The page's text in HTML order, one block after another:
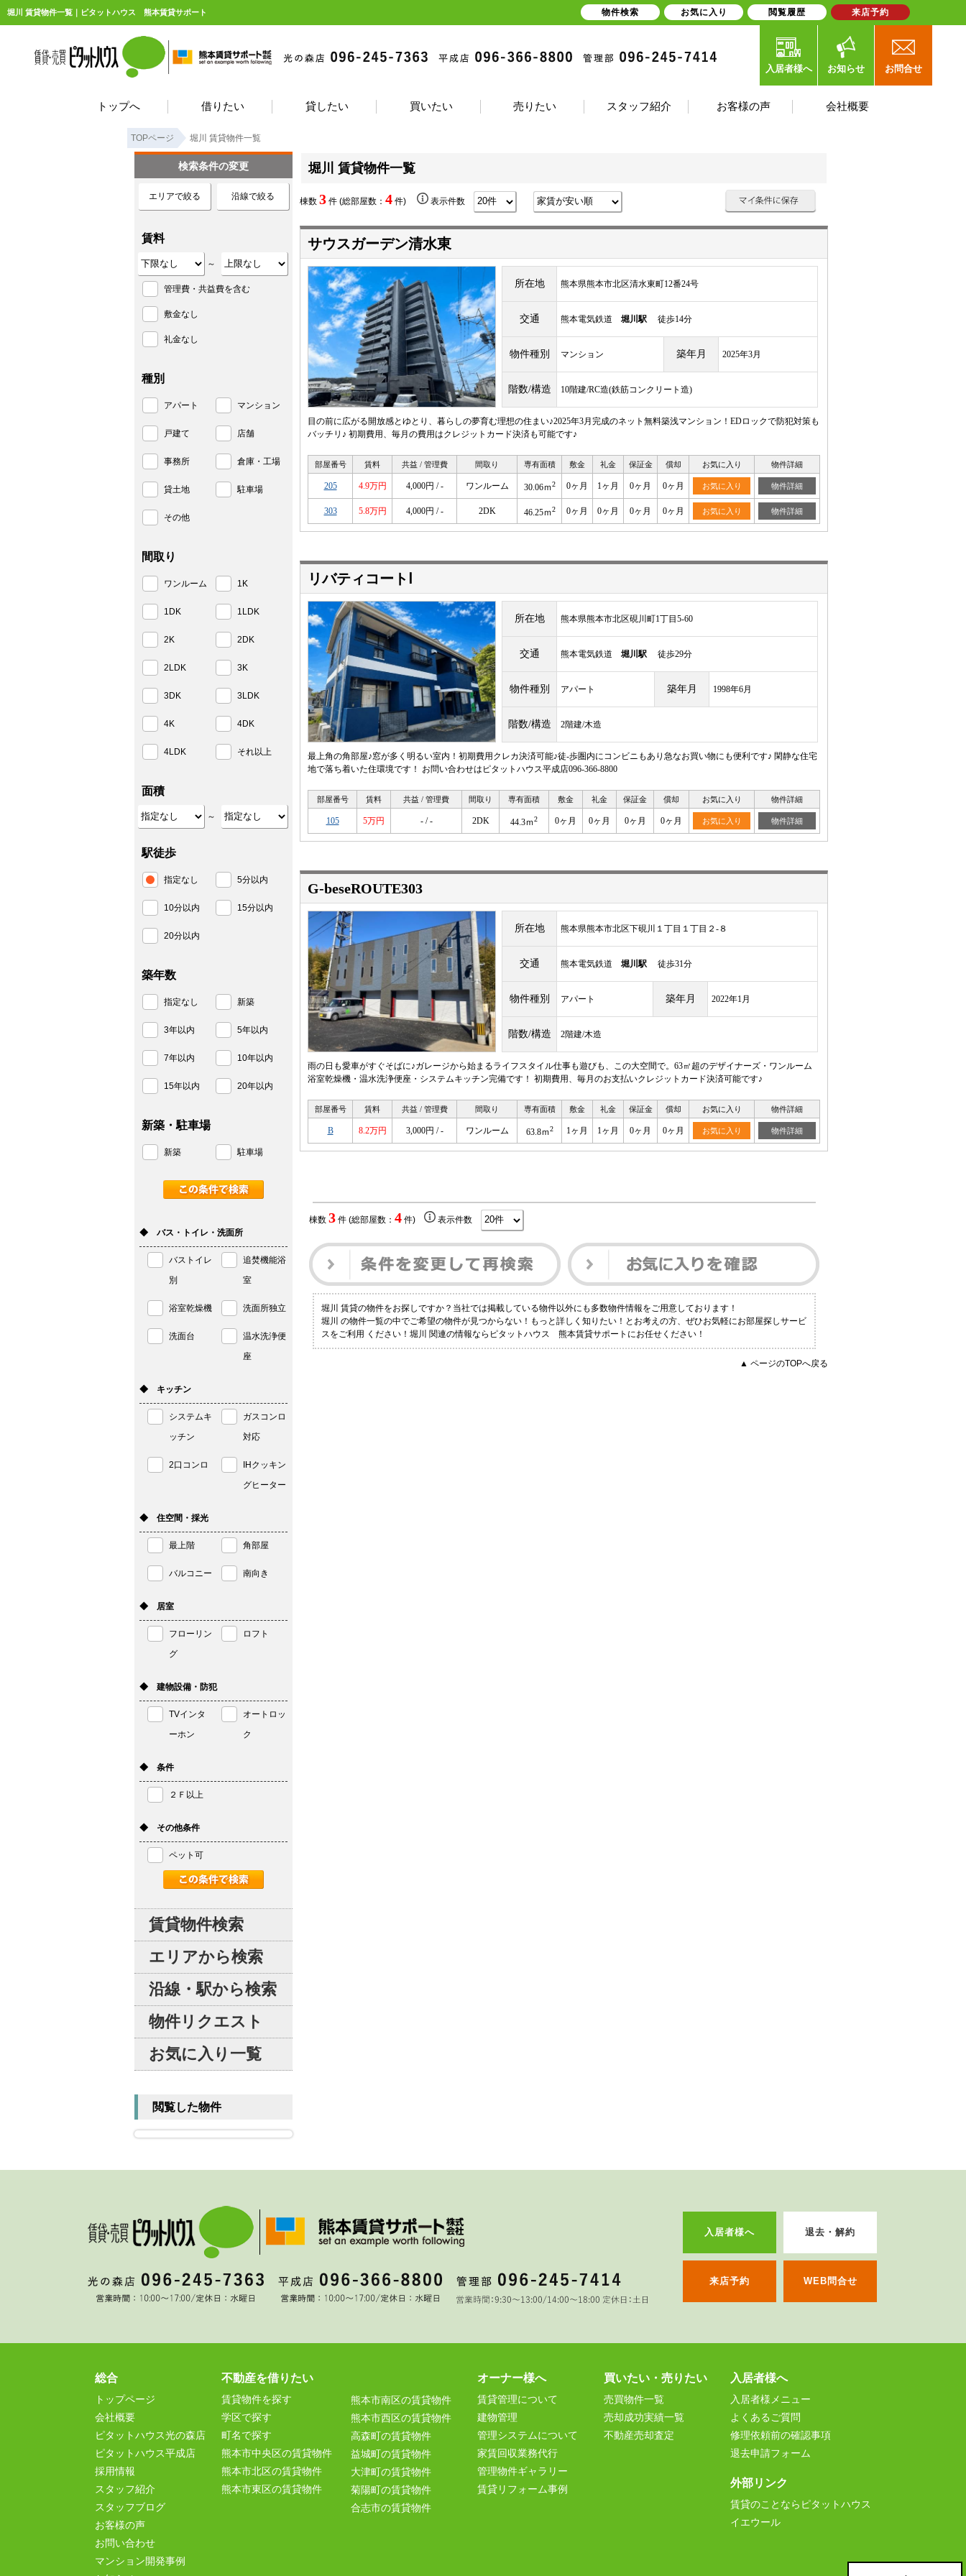
堀川 賃貸物件一覧｜ピタットハウス 熊本賃貸サポート
入居者様へ お知らせ お問合せ
トップへ 借りたい 貸したい 買いたい 売りたい スタッフ紹介 お客様の声 会社概要
TOPページ 堀川 賃貸物件一覧
堀川 賃貸物件一覧
棟数 3 件 (総部屋数： 4 件) 表示件数
サウスガーデン清水東
所在地 熊本県熊本市北区清水東町12番24号
交通 熊本電気鉄道 堀川駅 徒歩14分
物件種別 マンション 築年月 2025年3月
階数/構造 10階建/RC造(鉄筋コンクリート造)
目の前に広がる開放感とゆとり、暮らしの夢育む理想の住まい♪2025年3月完成のネット無料築浅マンション！EDロックで防犯対策も
バッチリ♪ 初期費用、毎月の費用はクレジットカード決済も可能です♪
部屋番号 賃料 共益 / 管理費 間取り 専有面積 敷金 礼金 保証金 償却 お気に入り 物件詳細
205 4.9万円 4,000円 / - ワンルーム 30.06ｍ2 0ヶ月 1ヶ月 0ヶ月 0ヶ月 お気に入り 物件詳細
303 5.8万円 4,000円 / - 2DK 46.25ｍ2 0ヶ月 0ヶ月 0ヶ月 0ヶ月 お気に入り 物件詳細
リバティコートⅠ
所在地 熊本県熊本市北区硯川町1丁目5-60
交通 熊本電気鉄道 堀川駅 徒歩29分
物件種別 アパート 築年月 1998年6月
階数/構造 2階建/木造
最上角の角部屋♪窓が多く明るい室内！初期費用クレカ決済可能♪徒-歩圏内にコンビニもあり急なお買い物にも便利です♪ 閑静な住宅
地で落ち着いた住環境です！ お問い合わせはピタットハウス平成店096-366-8800
部屋番号 賃料 共益 / 管理費 間取り 専有面積 敷金 礼金 保証金 償却 お気に入り 物件詳細
105 5万円 - / - 2DK 44.3ｍ2 0ヶ月 0ヶ月 0ヶ月 0ヶ月 お気に入り 物件詳細
G-beseROUTE303
所在地 熊本県熊本市北区下硯川１丁目１丁目２-８
交通 熊本電気鉄道 堀川駅 徒歩31分
物件種別 アパート 築年月 2022年1月
階数/構造 2階建/木造
雨の日も愛車がすぐそばに♪ガレージから始まるライフスタイル仕事も遊びも、この大空間で。63㎡超のデザイナーズ・ワンルーム
浴室乾燥機・温水洗浄便座・システムキッチン完備です！ 初期費用、毎月のお支払いクレジットカード決済可能です♪
部屋番号 賃料 共益 / 管理費 間取り 専有面積 敷金 礼金 保証金 償却 お気に入り 物件詳細
B 8.2万円 3,000円 / - ワンルーム 63.8ｍ2 1ヶ月 1ヶ月 0ヶ月 0ヶ月 お気に入り 物件詳細
棟数 3件 (総部屋数： 4件) 表示件数
堀川 賃貸の物件をお探しですか？当社では掲載している物件以外にも多数物件情報をご用意しております！
堀川 の物件一覧の中でご希望の物件が見つからない！もっと詳しく知りたい！とお考えの方、ぜひお気軽にお部屋探しサービ
スをご利用 ください！堀川 関連の情報ならピタットハウス 熊本賃貸サポートにお任せください！
▲ ページのTOPへ戻る
検索条件の変更
エリアで絞る 沿線で絞る
賃料
～
管理費・共益費を含む
敷金なし
礼金なし
種別
アパート マンション
戸建て 店舗
事務所 倉庫・工場
貸土地 駐車場
その他
間取り
ワンルーム 1K
1DK 1LDK
2K 2DK
2LDK 3K
3DK 3LDK
4K 4DK
4LDK それ以上
面積
～
駅徒歩
指定なし 5分以内
10分以内 15分以内
20分以内
築年数
指定なし 新築
3年以内 5年以内
7年以内 10年以内
15年以内 20年以内
新築・駐車場
新築 駐車場
◆ バス・トイレ・洗面所
バストイレ
別
追焚機能浴
室
浴室乾燥機 洗面所独立
洗面台
温水洗浄便
座
◆ キッチン
システムキ
ッチン
ガスコンロ
対応
2口コンロ
IHクッキン
グヒーター
◆ 住空間・採光
最上階 角部屋
バルコニー 南向き
◆ 居室
フローリン
グ
ロフト
◆ 建物設備・防犯
TVインタ
ーホン
オートロッ
ク
◆ 条件
２Ｆ以上
◆ その他条件
ペット可
賃貸物件検索
エリアから検索
沿線・駅から検索
物件リクエスト
お気に入り一覧
閲覧した物件
入居者様へ 退去・解約
来店予約 WEB問合せ
総合
トップページ
会社概要
ピタットハウス光の森店
ピタットハウス平成店
採用情報
スタッフ紹介
スタッフブログ
お客様の声
お問い合わせ
マンション開発事例
不動産を借りたい
賃貸物件を探す
学区で探す
町名で探す
熊本市中央区の賃貸物件
熊本市北区の賃貸物件
熊本市東区の賃貸物件
熊本市南区の賃貸物件
熊本市西区の賃貸物件
高森町の賃貸物件
益城町の賃貸物件
大津町の賃貸物件
菊陽町の賃貸物件
合志市の賃貸物件
オーナー様へ
賃貸管理について
建物管理
管理システムについて
家賃回収業務代行
管理物件ギャラリー
賃貸リフォーム事例
買いたい・売りたい
売買物件一覧
売却成功実績一覧
不動産売却査定
入居者様へ
入居者様メニュー
よくあるご質問
修理依頼前の確認事項
退去申請フォーム
外部リンク
賃貸のことならピタットハウス
イエウール
物件検索 お気に入り 閲覧履歴 来店予約